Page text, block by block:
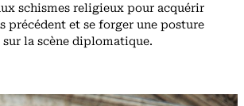
schismes religieux pour acquérir
précédent et se forger une posture
la scène diplomatique.